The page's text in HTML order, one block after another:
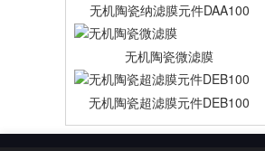
无机陶瓷纳滤膜元件DAA100
无机陶瓷微滤膜
无机陶瓷超滤膜元件DEB100